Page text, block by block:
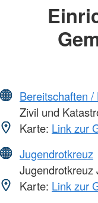
Bereitschaften
Zivil und
Karte: Link zur
Jugendrotkreuz
Jugendrotkreuz
Karte: Link zur